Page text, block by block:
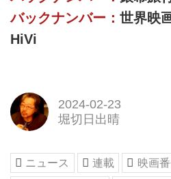
バックナンバー： 世界映
HiVi
2024-02-23
堀切日出晴
ニュース 連載 映画